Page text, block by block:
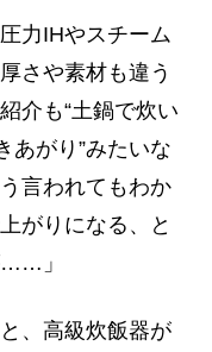
力IHやスチーム
さや素材も違う
介も“土鍋で炊い
あがり”みたいな
言われてもわか
がりになる、と
……」
、高級炊飯器が